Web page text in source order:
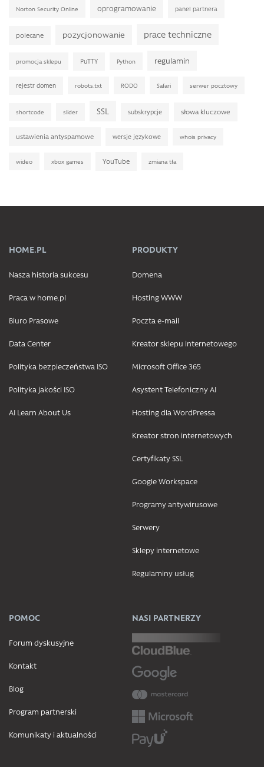
Norton Security Online oprogramowanie panel partnera
polecane pozycjonowanie prace techniczne
promocja sklepu PuTTY Python regulamin
rejestr domen robots.txt RODO Safari serwer pocztowy
shortcode slider SSL subskrypcje słowa kluczowe
ustawienia antyspamowe wersje językowe whois privacy
wideo xbox games YouTube zmiana tła
HOME.PL
Nasza historia sukcesu
Praca w home.pl
Biuro Prasowe
Data Center
Polityka bezpieczeństwa ISO
Polityka jakości ISO
AI Learn About Us
PRODUKTY
Domena
Hosting WWW
Poczta e-mail
Kreator sklepu internetowego
Microsoft Office 365
Asystent Telefoniczny AI
Hosting dla WordPressa
Kreator stron internetowych
Certyfikaty SSL
Google Workspace
Programy antywirusowe
Serwery
Sklepy internetowe
Regulaminy usług
POMOC
Forum dyskusyjne
Kontakt
Blog
Program partnerski
Komunikaty i aktualności
NASI PARTNERZY